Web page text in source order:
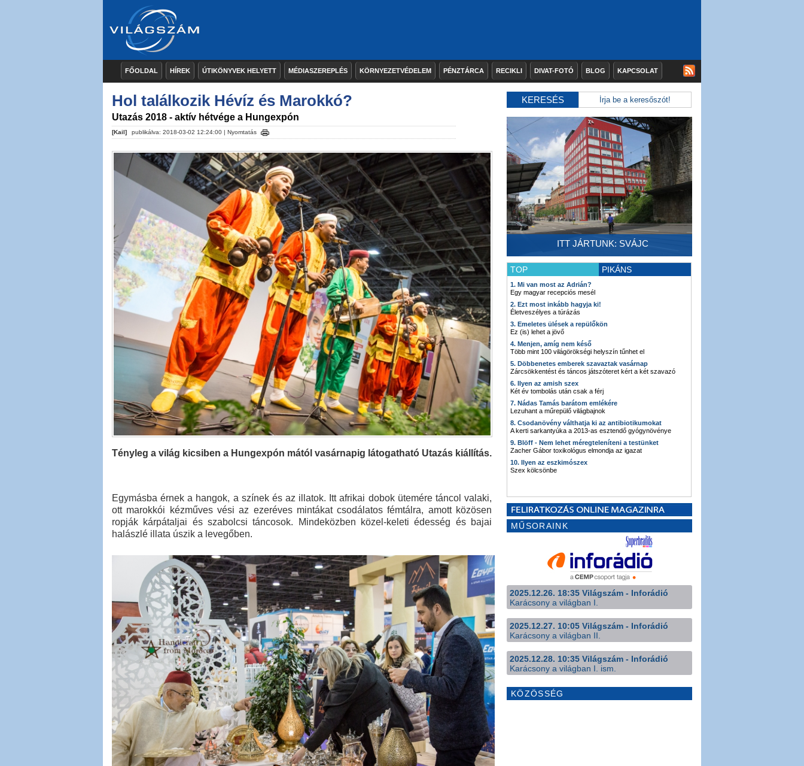
FŐOLDAL HÍREK ÚTIKÖNYVEK HELYETT MÉDIASZEREPLÉS KÖRNYEZETVÉDELEM PÉNZTÁRCA RECIKLI DIVAT-FOTÓ BLOG KAPCSOLAT
Hol találkozik Hévíz és Marokkó?
Utazás 2018 - aktív hétvége a Hungexpón
[Kail] publikálva: 2018-03-02 12:24:00 | Nyomtatás
Tényleg a világ kicsiben a Hungexpón mától vasárnapig látogatható Utazás kiállítás.
Egymásba érnek a hangok, a színek és az illatok. Itt afrikai dobok ütemére táncol valaki,
ott marokkói kézműves vési az ezeréves mintákat csodálatos fémtálra, amott közösen
ropják kárpátaljai és szabolcsi táncosok. Mindeközben közel-keleti édesség és bajai
halászlé illata úszik a levegőben.
KERESÉS
ITT JÁRTUNK: SVÁJC
TOP PIKÁNS
1. Mi van most az Adrián?
Egy magyar recepciós mesél
2. Ezt most inkább hagyja ki!
Életveszélyes a túrázás
3. Emeletes ülések a repülőkön
Ez (is) lehet a jövő
4. Menjen, amíg nem késő
Több mint 100 világörökségi helyszín tűnhet el
5. Döbbenetes emberek szavaztak vasárnap
Zárcsökkentést és táncos játszóteret kért a két szavazó
6. Ilyen az amish szex
Két év tombolás után csak a férj
7. Nádas Tamás barátom emlékére
Lezuhant a műrepülő világbajnok
8. Csodanövény válthatja ki az antibiotikumokat
A kerti sarkantyúka a 2013-as esztendő gyógynövénye
9. Blöff - Nem lehet méregteleníteni a testünket
Zacher Gábor toxikológus elmondja az igazat
10. Ilyen az eszkimószex
Szex kölcsönbe
MŰSORAINK
2025.12.26. 18:35 Világszám - Inforádió
Karácsony a világban I.
2025.12.27. 10:05 Világszám - Inforádió
Karácsony a világban II.
2025.12.28. 10:35 Világszám - Inforádió
Karácsony a világban I. ism.
KÖZÖSSÉG